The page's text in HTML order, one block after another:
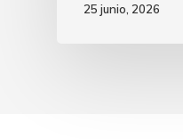
25 junio, 2026